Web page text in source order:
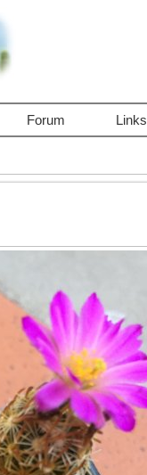
Forum Links